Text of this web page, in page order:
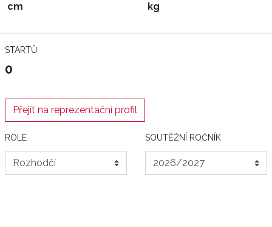
cm kg
STARTŮ
0
Přejít na reprezentační profil
ROLE SOUTĚŽNÍ ROČNÍK